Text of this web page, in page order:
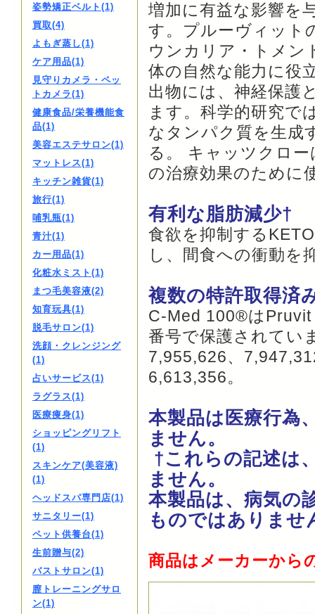
姿勢矯正ベルト(1)
買取(4)
よもぎ蒸し(1)
ケア用品(1)
見守りカメラ・ペッ
トカメラ(1)
健康食品/栄養機能食
品(1)
美容エステサロン(1)
マットレス(1)
キッチン雑貨(1)
旅行(1)
哺乳瓶(1)
青汁(1)
カー用品(1)
化粧水ミスト(1)
まつ毛美容液(2)
知育玩具(1)
脱毛サロン(1)
洗顔・クレンジング
(1)
占いサービス(1)
ラグラス(1)
医療痩身(1)
ショッピングリフト
(1)
スキンケア(美容液)
(1)
ヘッドスパ専門店(1)
サニタリー(1)
ペット供養台(1)
生前贈与(2)
バストサロン(1)
膣トレーニングサロ
ン(1)
増加に有益な影響を
す。プルーヴィット
ウンカリア・トメン
体の自然な能力に役
出物には、神経保護
ます。科学的研究で
なタンパク質を生成
る。 キャッツクロ
の治療効果のために
有利な脂肪減少†
食欲を抑制する
し、間食への衝動を
複数の特許取得済
C-Med 100®はPruvit
番号で保護されてい
7,955,626、
6,613,356。
本製品は医療行為
ません。
†これらの記述は
ません。
本製品は、病気の
ものではありませ
商品はメーカーから